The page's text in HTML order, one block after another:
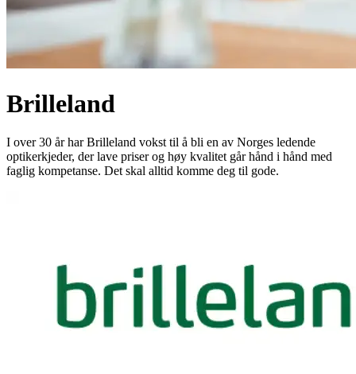
Brilleland
I over 30 år har Brilleland vokst til å bli en av Norges ledende
optikerkjeder, der lave priser og høy kvalitet går hånd i hånd med
faglig kompetanse. Det skal alltid komme deg til gode.